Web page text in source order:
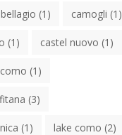
bellagio (1) camogli (1)
(1) castel nuovo (1)
como (1)
(3)
(1) lake como (2)